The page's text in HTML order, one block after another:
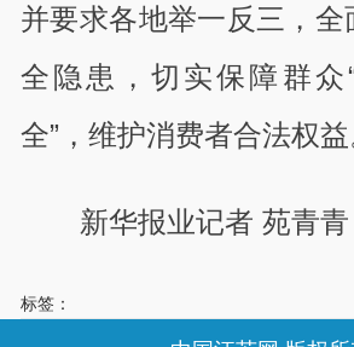
并要求各地举一反三，全
全隐患，切实保障群众
全”，维护消费者合法权益
新华报业记者 苑青青
标签：